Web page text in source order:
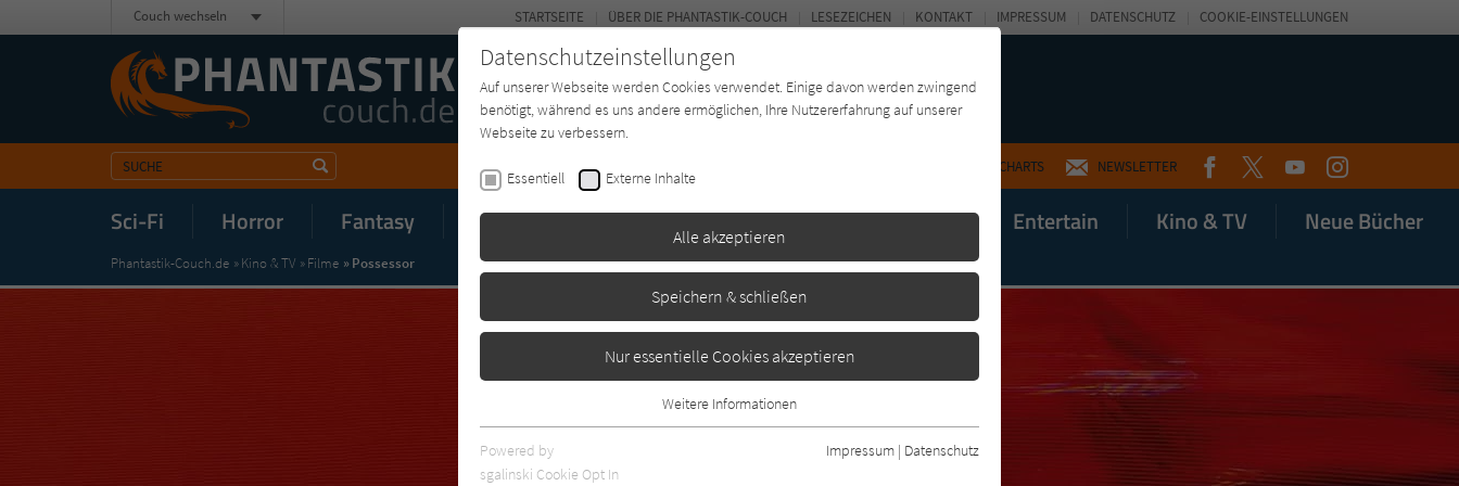
CHARTS NEWSLETTER FACEBOOKTWITTERYOUTUBEINSTAGRAM
Sci-Fi Horror Fantasy Mystery Buchtyp Autor*in Magazin Entertain Kino & TV Neue Bücher
STARTSEITE ÜBER DIE PHANTASTIK-COUCH LESEZEICHEN KONTAKT IMPRESSUM DATENSCHUTZ COOKIE-EINSTELLUNGEN
Couch wechseln
Phantastik-Couch.de Kino & TV Filme Possessor
Datenschutzeinstellungen
Auf unserer Webseite werden Cookies verwendet. Einige davon werden zwingend
benötigt, während es uns andere ermöglichen, Ihre Nutzererfahrung auf unserer
Webseite zu verbessern.
Essentiell Externe Inhalte
Alle akzeptieren
Speichern & schließen
Nur essentielle Cookies akzeptieren
Essentielle Cookies werden für grundlegende Funktionen der Webseite
benötigt. Dadurch ist gewährleistet, dass die Webseite einwandfrei
Weitere Informationen
Powered by
sgalinski Cookie Opt In
Impressum | Datenschutz